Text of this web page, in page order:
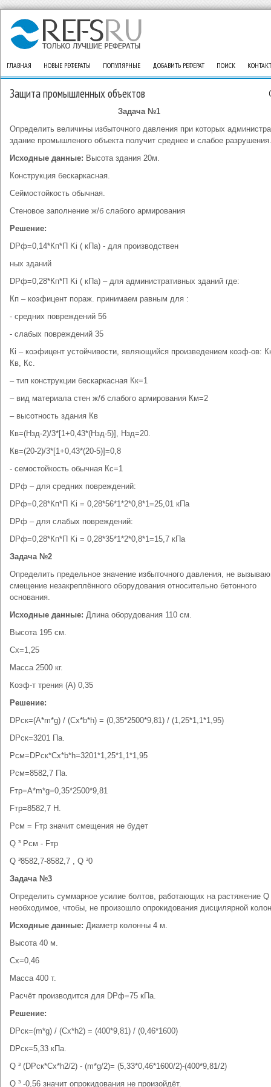
ГЛАВНАЯ НОВЫЕ РЕФЕРАТЫ ПОПУЛЯРНЫЕ ДОБАВИТЬ РЕФЕРАТ ПОИСК
Защита промышленных объектов
Задача №1
Определить величины избыточного давления при которых
здание промышленого объекта получит среднее и слабое разрушения.
Исходные данные: Высота здания 20м.
Конструкция бескаркасная.
Сеймостойкость обычная.
Стеновое заполнение ж/б слабого армирования
Решение:
DPф=0,14*Кп*П Ki ( кПа) - для производствен
ных зданий
DPф=0,28*Кп*П Ki ( кПа) – для административных зданий где:
Кп – коэфицент пораж. принимаем равным для :
- средних повреждений 56
- слабых повреждений 35
Кi – коэфицент устойчивости, являющийся произведением коэф-ов:
Кв, Кс.
– тип конструкции бескаркасная Кк=1
– вид материала стен ж/б слабого армирования Км=2
– высотность здания Кв
Кв=(Нзд-2)/3*[1+0,43*(Нзд-5)], Нзд=20.
Кв=(20-2)/3*[1+0,43*(20-5)]=0,8
- семостойкость обычная Кс=1
DPф – для средних повреждений:
DPф=0,28*Кп*П Ki = 0,28*56*1*2*0,8*1=25,01 кПа
DPф – для слабых повреждений:
DPф=0,28*Кп*П Ki = 0,28*35*1*2*0,8*1=15,7 кПа
Задача №2
Определить предельное значение избыточного давления, не
смещение незакреплённого оборудования относительно бетонного
основания.
Исходные данные: Длина оборудования 110 см.
Высота 195 см.
Сх=1,25
Масса 2500 кг.
Коэф-т трения (А) 0,35
Решение:
DРск=(А*m*g) / (Cx*b*h) = (0,35*2500*9,81) / (1,25*1,1*1,95)
DРск=3201 Па.
Рсм=DРск*Сх*b*h=3201*1,25*1,1*1,95
Рсм=8582,7 Па.
Fтр=А*m*g=0,35*2500*9,81
Fтр=8582,7 Н.
Рсм = Fтр значит смещения не будет
Q ³ Рсм - Fтр
Q ³8582,7-8582,7 , Q ³0
Задача №3
Определить суммарное усилие болтов, работающих на растяжение Q
необходимое, чтобы, не произошло опрокидования дисцилярной
Исходные данные: Диаметр колонны 4 м.
Высота 40 м.
Сх=0,46
Масса 400 т.
Расчёт производится для DРф=75 кПа.
Решение:
DРск=(m*g) / (Cx*h2) = (400*9,81) / (0,46*1600)
DРск=5,33 кПа.
Q ³ (DРск*Cx*h2/2) - (m*g/2)= (5,33*0,46*1600/2)-(400*9,81/2)
Q ³ -0,56 значит опрокидования не произойдёт.